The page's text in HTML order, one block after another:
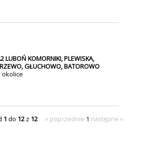
LUBOŃ KOMORNIKI, PLEWISKA,
GŁUCHOWO, BATOROWO
okolice
1 do 12 z 12 « poprzednie 1 następne »